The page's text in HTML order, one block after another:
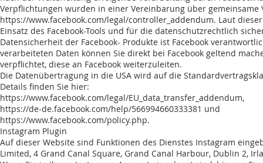
Verpflichtungen wurden in einer Vereinbarung über
https://www.facebook.com/legal/controller_addendum. Laut
Einsatz des Facebook-Tools und für die datenschutzrechtlich
Datensicherheit der Facebook- Produkte ist Facebook
verarbeiteten Daten können Sie direkt bei Facebook geltend
verpflichtet, diese an Facebook weiterzuleiten.
Die Datenübertragung in die USA wird auf die
Details finden Sie hier:
https://www.facebook.com/legal/EU_data_transfer_addendum,
https://de-de.facebook.com/help/566994660333381 und
https://www.facebook.com/policy.php.
Instagram Plugin
Auf dieser Website sind Funktionen des Dienstes Instagram
Limited, 4 Grand Canal Square, Grand Canal Harbour, Dublin 2,